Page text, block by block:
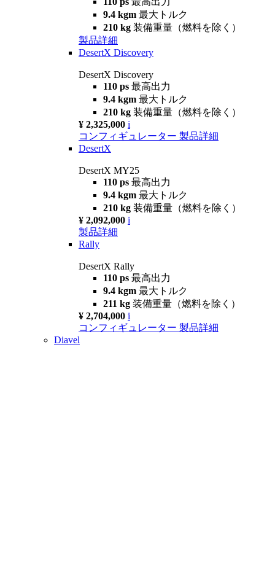
9.4 kgm 最大トルク
210 kg 装備重量（燃料を除く）
製品詳細
DesertX Discovery
DesertX Discovery
110 ps 最高出力
9.4 kgm 最大トルク
210 kg 装備重量（燃料を除く）
¥ 2,325,000 i
コンフィギュレーター 製品詳細
DesertX
DesertX MY25
110 ps 最高出力
9.4 kgm 最大トルク
210 kg 装備重量（燃料を除く）
¥ 2,092,000 i
製品詳細
Rally
DesertX Rally
110 ps 最高出力
9.4 kgm 最大トルク
211 kg 装備重量（燃料を除く）
¥ 2,704,000 i
コンフィギュレーター 製品詳細
Diavel